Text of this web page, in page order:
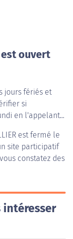
ouvert
jours fériés et
si
en l'appelant...
est fermé le
site participatif
constatez des
intéresser